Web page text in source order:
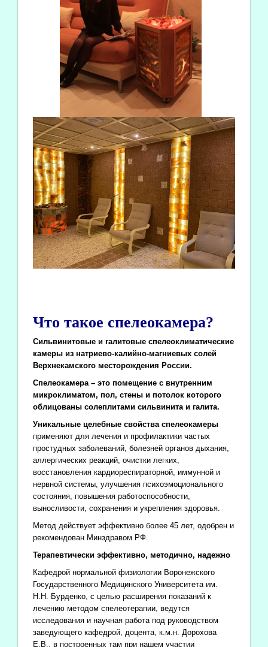
Что такое спелеокамера?
Сильвинитовые и галитовые спелеоклиматические
камеры из натриево-калийно-магниевых солей
Верхнекамского месторождения России.
Спелеокамера – это помещение с внутренним
микроклиматом, пол, стены и потолок которого
облицованы солеплитами сильвинита и галита.
Уникальные целебные свойства спелеокамеры
применяют для лечения и профилактики частых
простудных заболеваний, болезней органов дыхания,
аллергических реакций, очистки легких,
восстановления кардиореспираторной, иммунной и
нервной системы, улучшения психоэмоционального
состояния, повышения работоспособности,
выносливости, сохранения и укрепления здоровья.
Метод действует эффективно более 45 лет, одобрен и
рекомендован Минздравом РФ.
Терапевтически эффективно, методично, надежно
Кафедрой нормальной физиологии Воронежского
Государственного Медицинского Университета им.
Н.Н. Бурденко, с целью расширения показаний к
лечению методом спелеотерапии, ведутся
исследования и научная работа под руководством
заведующего кафедрой, доцента, к.м.н. Дорохова
Е.В., в построенных там при нашем участии